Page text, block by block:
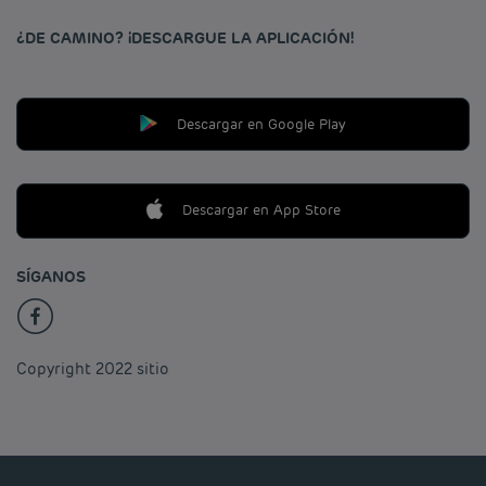
¿DE CAMINO? ¡DESCARGUE LA APLICACIÓN!
Descargar en Google Play
Descargar en App Store
SÍGANOS
Copyright 2022 sitio